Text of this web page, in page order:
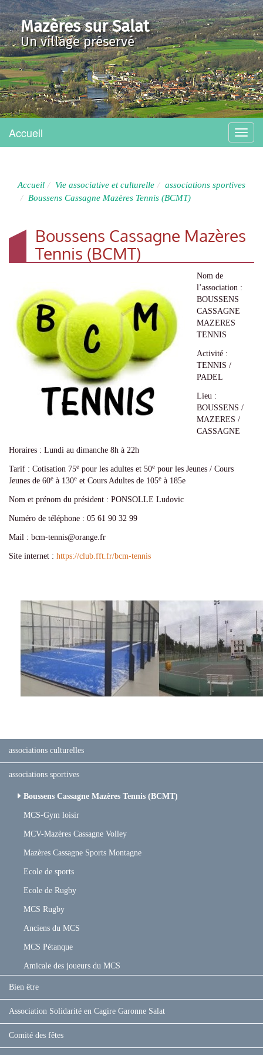
Mazères sur Salat
Un village préservé
Menu
Accueil
Accueil Vie associative et culturelle
associations sportives
Boussens Cassagne Mazères Tennis (BCMT)
Boussens Cassagne Mazères
Tennis (BCMT)
Nom de
l’association :
BOUSSENS
CASSAGNE
MAZERES
TENNIS
Activité :
TENNIS /
PADEL
Lieu :
BOUSSENS /
MAZERES /
CASSAGNE
Horaires : Lundi au dimanche 8h à 22h
Tarif : Cotisation 75e pour les adultes et 50e pour les Jeunes / Cours
Jeunes de 60e à 130e et Cours Adultes de 105e à 185e
Nom et prénom du président : PONSOLLE Ludovic
Numéro de téléphone : 05 61 90 32 99
Mail : bcm-tennis@orange.fr
Site internet : https://club.fft.fr/bcm-tennis
associations culturelles
associations sportives
Boussens Cassagne Mazères Tennis (BCMT)
MCS-Gym loisir
MCV-Mazères Cassagne Volley
Mazères Cassagne Sports Montagne
Ecole de sports
Ecole de Rugby
MCS Rugby
Anciens du MCS
MCS Pétanque
Amicale des joueurs du MCS
Bien être
Association Solidarité en Cagire Garonne Salat
Comité des fêtes